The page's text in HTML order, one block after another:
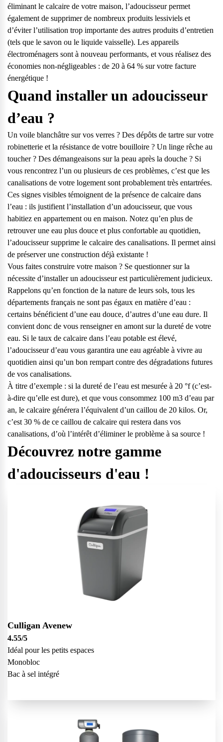
éliminant le calcaire de votre maison, l’adoucisseur permet
également de supprimer de nombreux produits lessiviels et
d’éviter l’utilisation trop importante des autres produits d’entretien
(tels que le savon ou le liquide vaisselle). Les appareils
électroménagers sont à nouveau performants, et vous réalisez des
économies non-négligeables : de 20 à 64 % sur votre facture
énergétique !
Quand installer un adoucisseur
d’eau ?
Un voile blanchâtre sur vos verres ? Des dépôts de tartre sur votre
robinetterie et la résistance de votre bouilloire ? Un linge rêche au
toucher ? Des démangeaisons sur la peau après la douche ? Si
vous rencontrez l’un ou plusieurs de ces problèmes, c’est que les
canalisations de votre logement sont probablement très entartrées.
Ces signes visibles témoignent de la présence de calcaire dans
l’eau : ils justifient l’installation d’un adoucisseur, que vous
habitiez en appartement ou en maison. Notez qu’en plus de
retrouver une eau plus douce et plus confortable au quotidien,
l’adoucisseur supprime le calcaire des canalisations. Il permet ainsi
de préserver une construction déjà existante !
Vous faites construire votre maison ? Se questionner sur la
nécessite d’installerun adoucisseurest particulièrement judicieux.
Rappelons qu’en fonction de la nature de leurs sols, tous les
départements français ne sont pas égaux en matière d’eau :
certains bénéficient d’une eau douce, d’autres d’une eau dure. Il
convient donc de vous renseigner en amont sur la dureté de votre
eau. Si le taux de calcaire dans l’eau potable est élevé,
l’adoucisseur d’eau vous garantira une eau agréable à vivre au
quotidien ainsi qu’un bon rempart contre des dégradations futures
de vos canalisations.
À titre d’exemple : si la dureté de l’eau est mesurée à 20 °f (c’est-
à-dire qu’elle est dure), et que vous consommez 100 m3 d’eau par
an, le calcaire générera l’équivalent d’un caillou de 20 kilos. Or,
c’est 30 % de ce caillou de calcaire qui restera dans vos
canalisations, d’où l’intérêt d’éliminer le problème à sa source !
Découvrez notre gamme
d'adoucisseurs d'eau !
Culligan Avenew
4.55/5
Idéal pour les petits espaces
Monobloc
Bac à sel intégré